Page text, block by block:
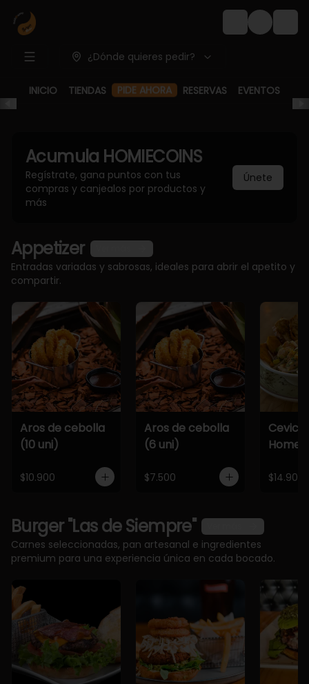
Login
¿Dónde quieres pedir?
INICIO TIENDAS
PIDE AHORA
RESERVAS EVENTOS
Acumula HOMIECOINS
Regístrate, gana puntos con tus
compras y canjealos por productos y
más
Únete
Appetizer
Entradas variadas y sabrosas, ideales para abrir el apetito y
compartir.
Aros de cebolla
(10 uni)
$10.900
Aros de cebolla
(6 uni)
$7.500
Home
$14.900
Burger "Las de Siempre"
Carnes seleccionadas, pan artesanal e ingredientes
premium para una experiencia única en cada bocado.